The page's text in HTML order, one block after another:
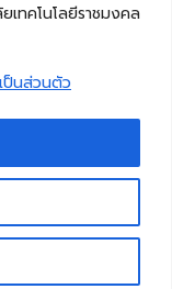
ทคโนโลยีราชมงคล
ป็นส่วนตัว
มหาวิทยาลัย